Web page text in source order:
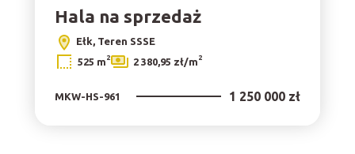
Hala na sprzedaż
Ełk, Teren SSSE
525 m2 2 380,95 zł/m2
MKW-HS-961 1 250 000 zł